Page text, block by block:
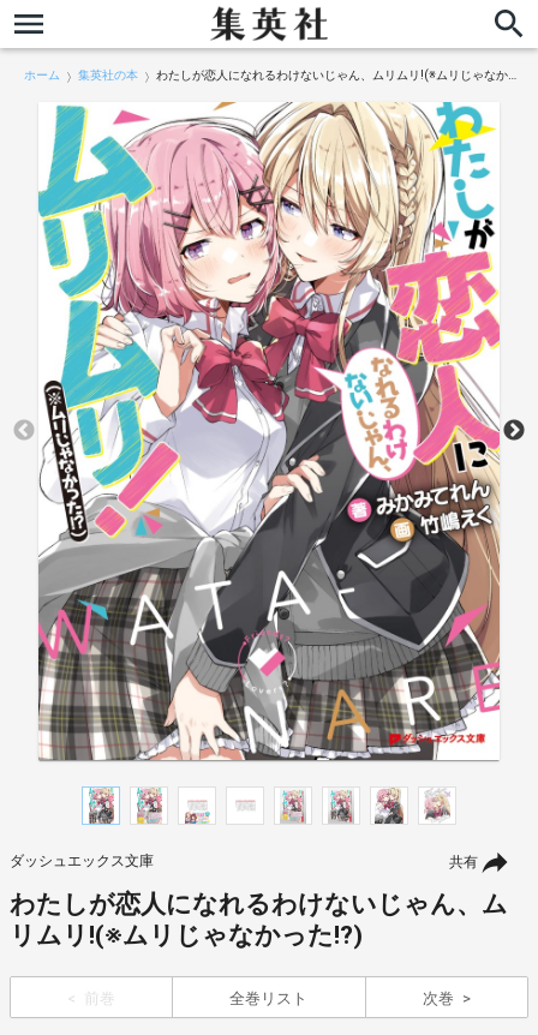
ホーム 集英社の本 わたしが恋人になれるわけないじゃん、ムリムリ!(※ムリじゃなかった!?)
共有
ダッシュエックス文庫
わたしが恋人になれるわけないじゃん、ム
リムリ!(※ムリじゃなかった!?)
前巻 全巻リスト 次巻